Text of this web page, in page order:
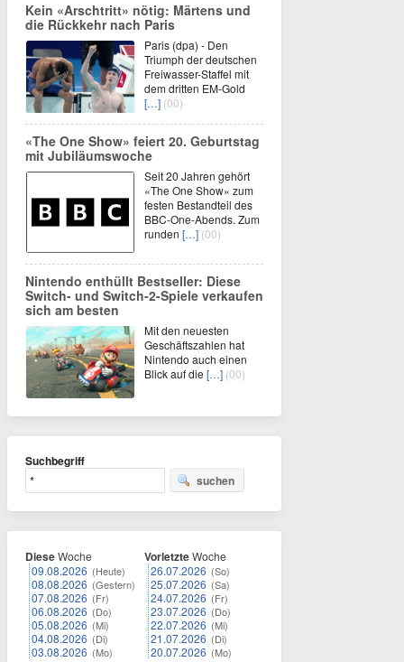
Kein «Arschtritt» nötig: Märtens und
die Rückkehr nach Paris
Paris (dpa) - Den
Triumph der deutschen
Freiwasser-Staffel mit
dem dritten EM-Gold
[…] (00)
«The One Show» feiert 20. Geburtstag
mit Jubiläumswoche
Seit 20 Jahren gehört
«The One Show» zum
festen Bestandteil des
BBC-One-Abends. Zum
runden […] (00)
Nintendo enthüllt Bestseller: Diese
Switch- und Switch-2-Spiele verkaufen
sich am besten
Mit den neuesten
Geschäftszahlen hat
Nintendo auch einen
Blick auf die […] (00)
Suchbegriff
suchen
DieseWoche
09.08.2026 (Heute)
08.08.2026 (Gestern)
07.08.2026 (Fr)
06.08.2026 (Do)
05.08.2026 (Mi)
04.08.2026 (Di)
03.08.2026 (Mo)
VorletzteWoche
26.07.2026 (So)
25.07.2026 (Sa)
24.07.2026 (Fr)
23.07.2026 (Do)
22.07.2026 (Mi)
21.07.2026 (Di)
20.07.2026 (Mo)